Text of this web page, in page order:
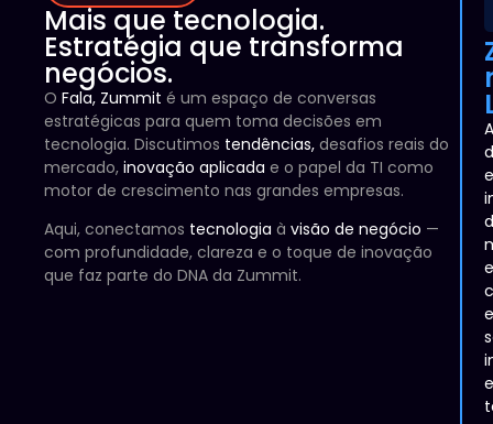
Mais que tecnologia.
Estratégia que transforma
negócios.
O Fala, Zummit é um espaço de conversas
estratégicas para quem toma decisões em
tecnologia. Discutimos tendências, desafios reais do
mercado, inovação aplicada e o papel da TI como
motor de crescimento nas grandes empresas.
Aqui, conectamos tecnologia à visão de negócio —
com profundidade, clareza e o toque de inovação
que faz parte do DNA da Zummit.
e
e